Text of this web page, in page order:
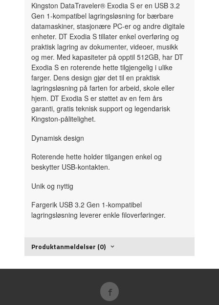
Kingston DataTraveler® Exodia S er en USB 3.2
Gen 1-kompatibel lagringsløsning for bærbare
datamaskiner, stasjonære PC-er og andre digitale
enheter. DT Exodia S tillater enkel overføring og
praktisk lagring av dokumenter, videoer, musikk
og mer. Med kapasiteter på opptil 512GB, har DT
Exodia S en roterende hette tilgjengelig i ulike
farger. Dens design gjør det til en praktisk
lagringsløsning på farten for arbeid, skole eller
hjem. DT Exodia S er støttet av en fem års
garanti, gratis teknisk support og legendarisk
Kingston-pålitelighet.
Dynamisk design
Roterende hette holder tilgangen enkel og
beskytter USB-kontakten.
Unik og nyttig
Fargerik USB 3.2 Gen 1-kompatibel
lagringsløsning leverer enkle filoverføringer.
Produktanmeldelser (0)